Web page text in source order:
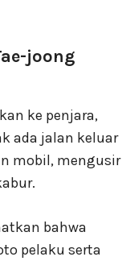
joong
ke penjara,
ada jalan keluar
mobil, mengusir
bahwa
pelaku serta